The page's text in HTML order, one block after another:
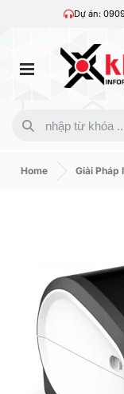
Dự án:
Home Giải Pháp